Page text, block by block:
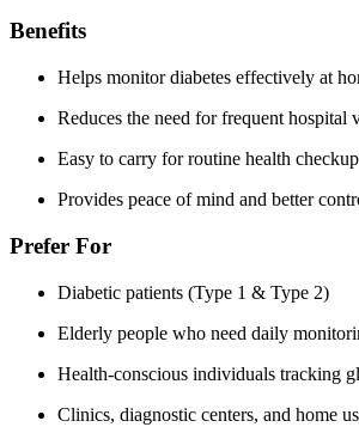
Benefits
Helps monitor diabetes effectively at
Reduces the need for frequent hospital
Easy to carry for routine health
Provides peace of mind and better
Prefer For
Diabetic patients (Type 1 & Type 2)
Elderly people who need daily
Health-conscious individuals tracking
Clinics, diagnostic centers, and home